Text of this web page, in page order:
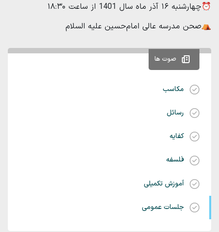
صوت ها
مکاسب
رسائل
کفایه
فلسفه
آموزش تکمیلی
جلسات عمومی
⏰چهارشنبه ۱۶ آذر ماه سال 1401 از ساعت ۱۸:۳۰
⛺️صحن مدرسه عالی امام‌حسین علیه السلام